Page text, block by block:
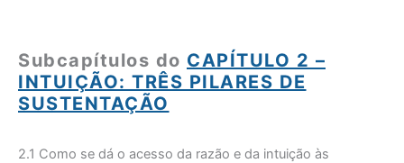
Subcapítulos do CAPÍTULO 2 –
INTUIÇÃO: TRÊS PILARES DE
SUSTENTAÇÃO
2.1 Como se dá o acesso da razão e da intuição às